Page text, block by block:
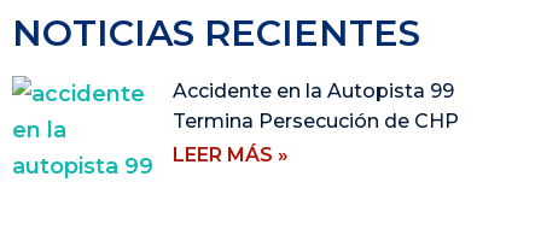
NOTICIAS RECIENTES
Accidente en la Autopista 99
Termina Persecución de CHP
LEER MÁS »